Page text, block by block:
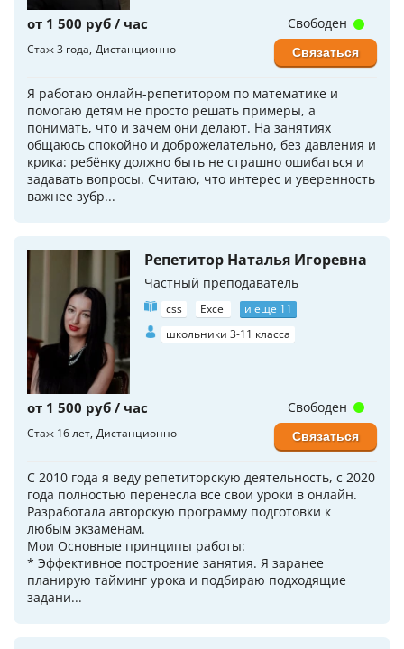
от 1 500 руб / час
Стаж 3 года Дистанционно
Я работаю онлайн-репетитором по математике и
помогаю детям не просто решать примеры, а
понимать, что и зачем они делают. На занятиях
общаюсь спокойно и доброжелательно, без давления и
крика: ребёнку должно быть не страшно ошибаться и
задавать вопросы. Считаю, что интерес и уверенность
важнее зубр...
Свободен
Связаться
Репетитор Наталья Игоревна
Частный преподаватель
css Excel
и еще 11
школьники 3-11 класса
от 1 500 руб / час
Стаж 16 лет Дистанционно
С 2010 года я веду репетиторскую деятельность, с 2020
года полностью перенесла все свои уроки в онлайн.
Разработала авторскую программу подготовки к
любым экзаменам.
Мои Основные принципы работы:
* Эффективное построение занятия. Я заранее
планирую тайминг урока и подбираю подходящие
задани...
Свободен
Связаться